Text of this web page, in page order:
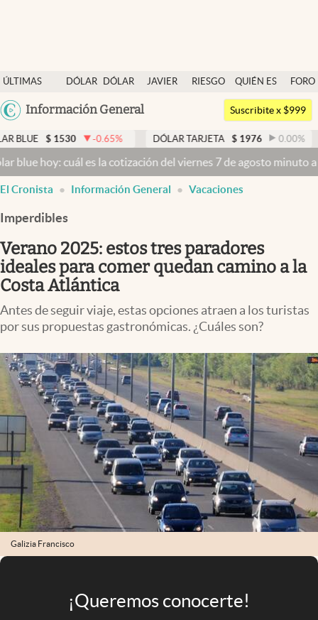
ÚLTIMAS
NOTICIAS
DÓLAR
DÓLAR
JAVIER
RIESGO
QUIÉN ES
QUIÉN
FORO
Argentina
México
Información General
Dólar
Members
Economía y Política
Finanzas y Mercados
Mercados Online
Negocios
Columnistas
Otras secciones
Infotechnology
Clase
Clima
Mundial 2026
Eventos Corporativos
El Cronista Studio
Mediakit
abre en nueva pestaña
Argentina
Suscribite x $999
-0.65 % DÓLAR TARJETA $ 1976 0.00% DÓLAR MEP
es la cotización del viernes 7 de agosto minuto a minutoDólar
El Cronista Información General Vacaciones
Imperdibles
Verano 2025: estos tres paradores
ideales para comer quedan camino a la
Costa Atlántica
Antes de seguir viaje, estas opciones atraen a los turistas
por sus propuestas gastronómicas. ¿Cuáles son?
Galizia Francisco
¡Queremos conocerte!